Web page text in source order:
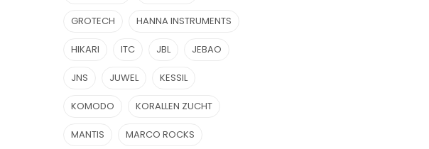
GROTECH HANNA INSTRUMENTS
HIKARI ITC JBL JEBAO
JNS JUWEL KESSIL
KOMODO KORALLEN ZUCHT
MANTIS MARCO ROCKS